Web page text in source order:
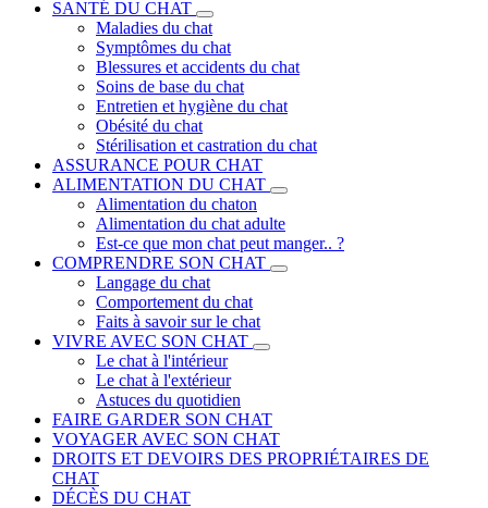
SANTÉ DU CHAT
Maladies du chat
Symptômes du chat
Blessures et accidents du chat
Soins de base du chat
Entretien et hygiène du chat
Obésité du chat
Stérilisation et castration du chat
ASSURANCE POUR CHAT
ALIMENTATION DU CHAT
Alimentation du chaton
Alimentation du chat adulte
Est-ce que mon chat peut manger.. ?
COMPRENDRE SON CHAT
Langage du chat
Comportement du chat
Faits à savoir sur le chat
VIVRE AVEC SON CHAT
Le chat à l'intérieur
Le chat à l'extérieur
Astuces du quotidien
FAIRE GARDER SON CHAT
VOYAGER AVEC SON CHAT
DROITS ET DEVOIRS DES PROPRIÉTAIRES DE
CHAT
DÉCÈS DU CHAT